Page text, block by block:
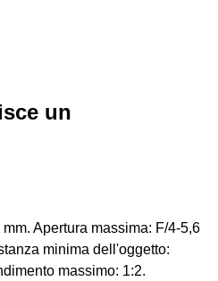
un
Apertura massima: F/4-5,6
minima dell'oggetto:
massimo: 1:2.